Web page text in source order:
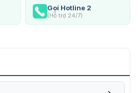
Gọi Hotline 2
(Hỗ trợ 24/7)